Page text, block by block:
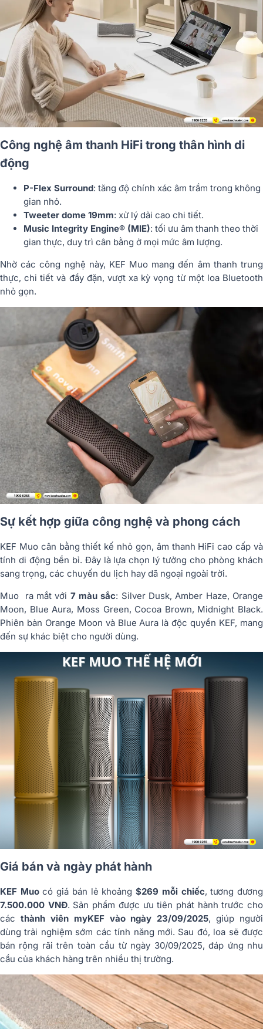
Công nghệ âm thanh HiFi trong thân hình di
động
P-Flex Surround: tăng độ chính xác âm trầm trong không
gian nhỏ.
Tweeter dome 19mm: xử lý dải cao chi tiết.
Music Integrity Engine® (MIE): tối ưu âm thanh theo thời
gian thực, duy trì cân bằng ở mọi mức âm lượng.
Nhờ các công nghệ này, KEF Muo mang đến âm thanh trung
thực, chi tiết và đầy đặn, vượt xa kỳ vọng từ một loa Bluetooth
nhỏ gọn.
Sự kết hợp giữa công nghệ và phong cách
KEF Muo cân bằng thiết kế nhỏ gọn, âm thanh HiFi cao cấp và
tính di động bền bỉ. Đây là lựa chọn lý tưởng cho phòng khách
sang trọng, các chuyến du lịch hay dã ngoại ngoài trời.
Muo ra mắt với 7 màu sắc: Silver Dusk, Amber Haze, Orange
Moon, Blue Aura, Moss Green, Cocoa Brown, Midnight Black.
Phiên bản Orange Moon và Blue Aura là độc quyền KEF, mang
đến sự khác biệt cho người dùng.
Giá bán và ngày phát hành
KEF Muocó giá bán lẻ khoảng$269 mỗi chiếc, tương đương
7.500.000 VNĐ. Sản phẩm được ưu tiên phát hành trước cho
các thành viên myKEF vào ngày 23/09/2025, giúp người
dùng trải nghiệm sớm các tính năng mới. Sau đó, loa sẽ được
bán rộng rãi trên toàn cầu từ ngày 30/09/2025, đáp ứng nhu
cầu của khách hàng trên nhiều thị trường.